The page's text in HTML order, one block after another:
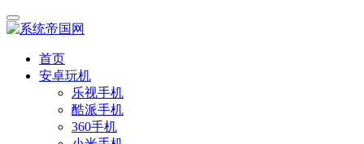
首页
安卓玩机
乐视手机
酷派手机
360手机